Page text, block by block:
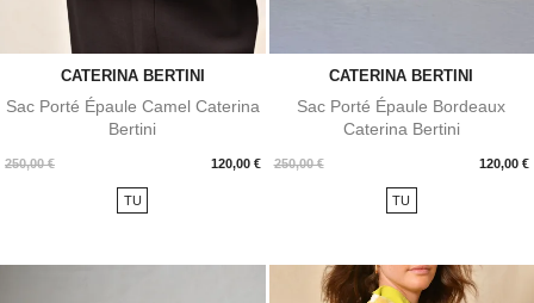
CATERINA BERTINI
Sac Porté Épaule Camel Caterina
Bertini
250,00 € 120,00 €
Prix
TU
CATERINA BERTINI
Sac Porté Épaule Bordeaux
Caterina Bertini
250,00 € 120,00 €
Prix
TU